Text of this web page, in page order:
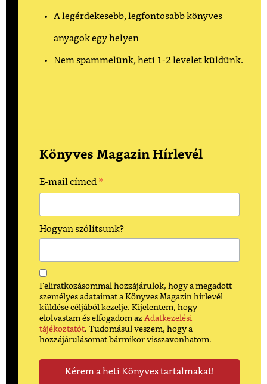
A legérdekesebb, legfontosabb könyves
anyagok egy helyen
Nem spammelünk, heti 1-2 levelet küldünk.
Könyves Magazin Hírlevél
E-mail címed*
Hogyan szólítsunk?
Feliratkozásommal hozzájárulok, hogy a megadott
személyes adataimat a Könyves Magazin hírlevél
küldése céljából kezelje. Kijelentem, hogy
elolvastam és elfogadom az Adatkezelési
tájékoztatót. Tudomásul veszem, hogy a
hozzájárulásomat bármikor visszavonhatom.